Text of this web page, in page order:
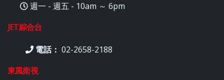
週一 - 週五 - 10am ～ 6pm
JET綜合台
電話： 02-2658-2188
東風衛視